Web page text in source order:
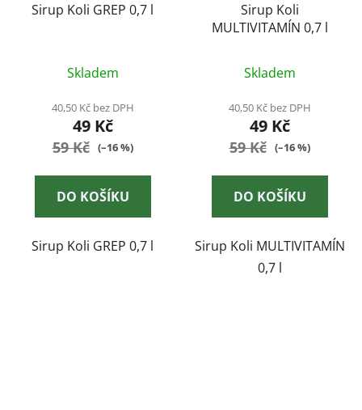
Sirup Koli GREP 0,7 l
Skladem
40,50 Kč bez DPH
49 Kč
59 Kč (–16 %)
DO KOŠÍKU
Sirup Koli GREP 0,7 l
Sirup Koli
MULTIVITAMÍN 0,7 l
Skladem
40,50 Kč bez DPH
49 Kč
59 Kč (–16 %)
DO KOŠÍKU
Sirup Koli MULTIVITAMÍN
0,7 l